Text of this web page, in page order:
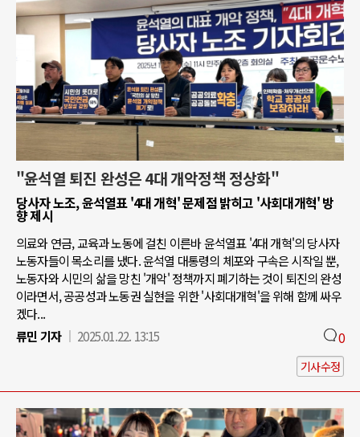
"윤석열 퇴진 완성은 4대 개악정책 정상화"
당사자 노조, 윤석열표 '4대 개혁' 문제점 밝히고 '사회대개혁' 방
향 제시
의료와 연금, 교육과 노동에 걸친 이른바 윤석열표 '4대 개혁'의 당사자
노동자들이 목소리를 냈다. 윤석열 대통령의 체포와 구속은 시작일 뿐,
노동자와 시민의 삶을 망친 '개악' 정책까지 폐기하는 것이 퇴진의 완성
이라면서, 공공성과 노동권 실현을 위한 '사회대개혁'을 위해 함께 싸우
겠다...
류민 기자
2025.01.22. 13:15 0
기사수정